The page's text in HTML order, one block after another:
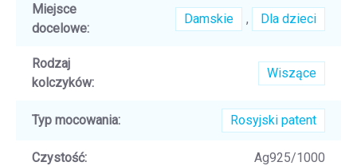
Miejsce
docelowe:
Damskie , Dla dzieci
Rodzaj
kolczyków:
Wiszące
Typ mocowania: Rosyjski patent
Czystość: Ag925/1000